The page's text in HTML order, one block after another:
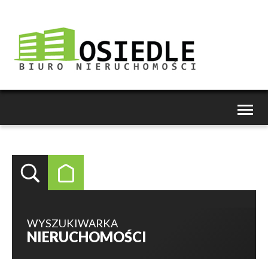
WYSZUKIWARKA
NIERUCHOMOŚCI